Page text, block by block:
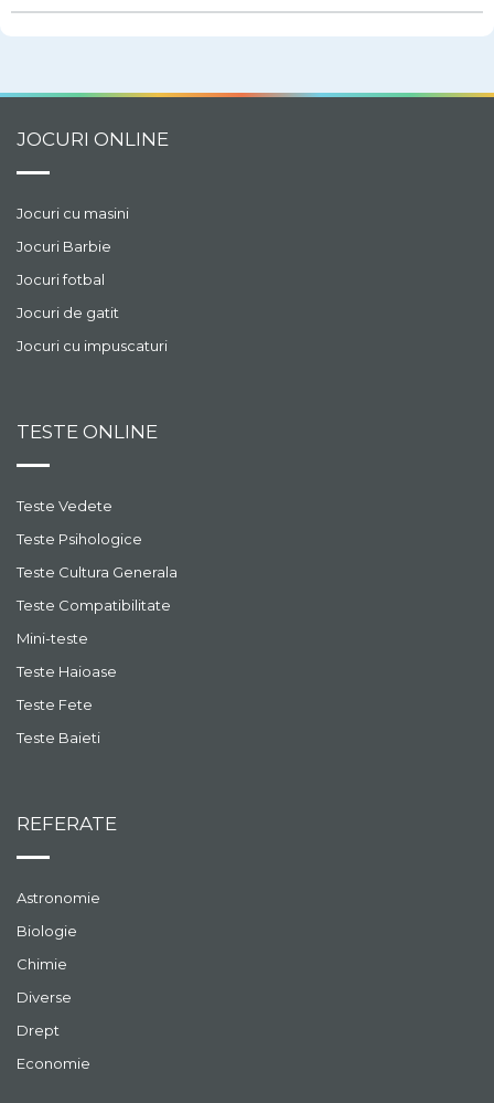
JOCURI ONLINE
Jocuri cu masini
Jocuri Barbie
Jocuri fotbal
Jocuri de gatit
Jocuri cu impuscaturi
TESTE ONLINE
Teste Vedete
Teste Psihologice
Teste Cultura Generala
Teste Compatibilitate
Mini-teste
Teste Haioase
Teste Fete
Teste Baieti
REFERATE
Astronomie
Biologie
Chimie
Diverse
Drept
Economie